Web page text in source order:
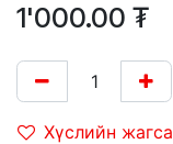
1'000.00 ₮
Хүслийн